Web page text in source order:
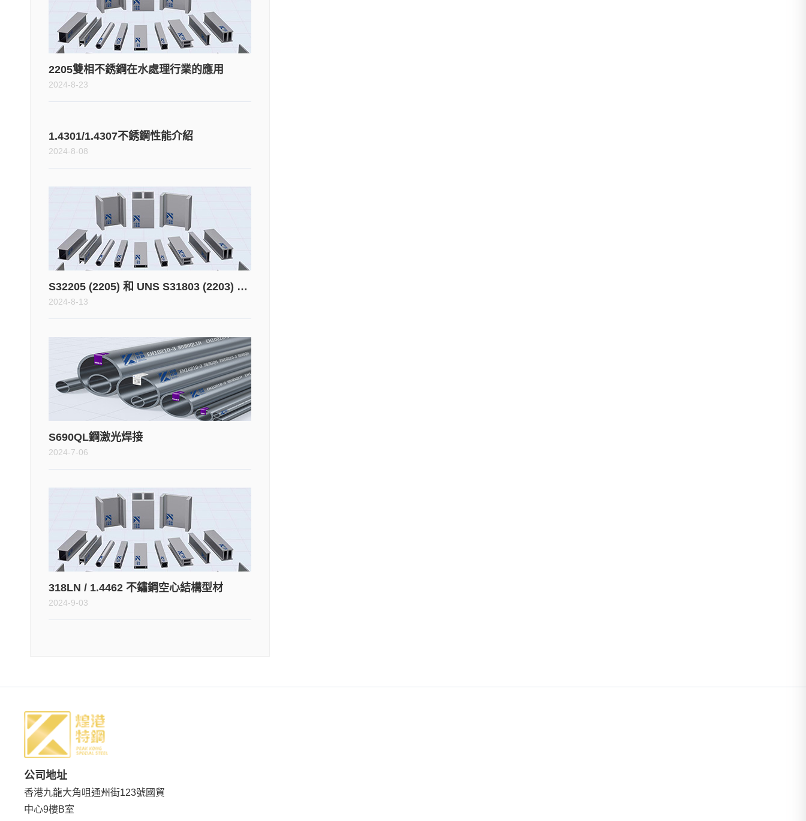
2205雙相不銹鋼在水處理行業的應用
2024-8-23
1.4301/1.4307不銹鋼性能介紹
2024-8-08
S32205 (2205) 和 UNS S31803 (2203) 雙相不鏽鋼的典型應用是什麼？
2024-8-13
S690QL鋼激光焊接
2024-7-06
318LN / 1.4462 不鏽鋼空心結構型材
2024-9-03
公司地址
香港九龍大角咀通州街123號國貿
中心9樓B室